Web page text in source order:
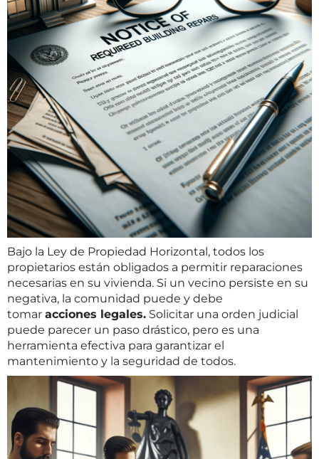
Bajo la Ley de Propiedad Horizontal, todos los
propietarios están obligados a permitir reparaciones
necesarias en su vivienda. Si un vecino persiste en su
negativa, la comunidad puede y debe
tomar acciones legales. Solicitar una orden judicial
puede parecer un paso drástico, pero es una
herramienta efectiva para garantizar el
mantenimiento y la seguridad de todos.